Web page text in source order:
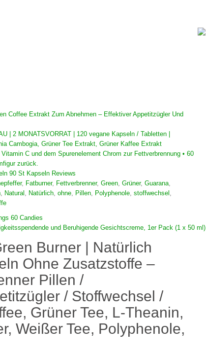
Coffee Extrakt Zum Abnehmen – Effektiver Appetitzügler Und
| 2 MONATSVORRAT | 120 vegane Kapseln / Tabletten |
Cambogia, Grüner Tee Extrakt, Grüner Kaffee Extrakt
C und dem Spurenelement Chrom zur Fettverbrennung • 60
zurück.
90 St Kapseln Reviews
, Fatburner, Fettverbrenner, Green, Grüner, Guarana,
, Natural , Natürlich, ohne, Pillen, Polyphenole, stoffwechsel ,
60 Candies
und Beruhigende Gesichtscreme, 1er Pack (1 x 50 ml)
Burner | Natürlich
Ohne Zusatzstoffe –
Pillen /
/ Stoffwechsel /
Grüner Tee, L-Theanin,
Weißer Tee, Polyphenole,